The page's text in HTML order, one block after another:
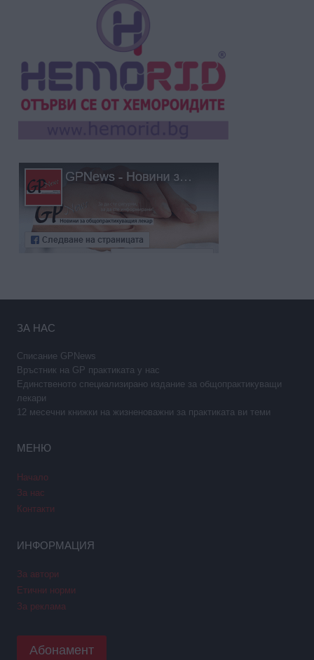
ЗА НАС
Списание GPNews
Връстник на GP практиката у нас
Единственото специализирано издание за общопрактикуващи
лекари
12 месечни книжки на жизненоважни за практиката ви теми
МЕНЮ
Начало
За нас
Контакти
ИНФОРМАЦИЯ
За автори
Етични норми
За реклама
Абонамент